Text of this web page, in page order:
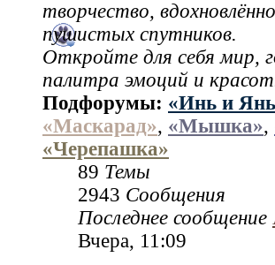
творчество,
пушистых спутников.
Откройте для себя мир,
палитра эмоций и
Подфорумы: «Инь и
«Маскарад», «Мышка»,
«Черепашка»
89 Темы
2943 Сообщения
Последнее сообщение
Вчера, 11:09